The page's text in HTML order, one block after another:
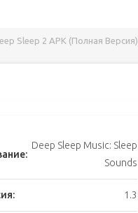
Sleep 2 APK (Полная Версия)
Deep Sleep Music: Sleep
Sounds
1.3